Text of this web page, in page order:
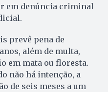
em denúncia criminal
prevê pena de
além de multa,
em mata ou floresta.
não há intenção, a
de seis meses a um